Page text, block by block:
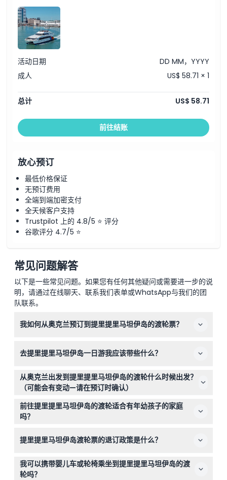
活动日期
DD MM，YYYY
成人
US$ 58.71 × 1
总计 US$ 58.71
前往结账
放心预订
最低价格保证
无预订费用
全端到端加密支付
全天候客户支持
Trustpilot 上的 4.8/5 ⭐ 评分
谷歌评分 4.7/5 ⭐
常见问题解答
以下是一些常见问题。如果您有任何其他疑问或需要进一步的说
明，请通过在线聊天、联系我们表单或WhatsApp与我们的团
队联系。
我如何从奥克兰预订到提里提里马坦伊岛的渡轮票？
尤其是在11月至4月的旺季，以确保您选择的日期和时间。
去提里提里马坦伊岛一日游我应该带些什么？
岛上没有食品店，请务必自带零食和饮料。此外，穿舒适的
步行鞋，并考虑带上帽子和防晒霜等防晒用品。
从奥克兰出发到提里提里马坦伊岛的渡轮什么时候出发？
（可能会有变动—请在预订时确认）
渡轮每周运行五天，从星期三到星期日，工作日9:00出
发，周末8:30出发。夏季高峰期班次更频繁（可能会有变
动—请在预订时确认）。
前往提里提里马坦伊岛的渡轮适合有年幼孩子的家庭
吗？
但请在预订时将所有儿童纳入人数统计。请注意渡轮不适合
提里提里马坦伊岛渡轮票的退订政策是什么？
票务不可退款且不可取消。请确保在预订日期和时间使用您
的票，因为票务严格不可转让。
我可以携带婴儿车或轮椅乘坐到提里提里马坦伊岛的渡
轮吗？